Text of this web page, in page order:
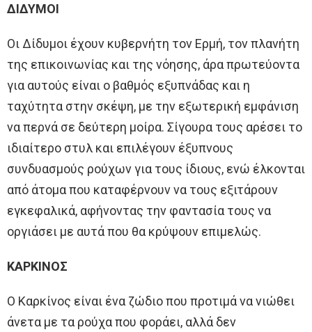
ΔΙΔΥΜΟΙ
Οι Δίδυμοι έχουν κυβερνήτη τον Ερμή, τον πλανήτη
της επικοινωνίας και της νόησης, άρα πρωτεύοντα
για αυτούς είναι ο βαθμός εξυπνάδας και η
ταχύτητα στην σκέψη, με την εξωτερική εμφάνιση
να περνά σε δεύτερη μοίρα. Σίγουρα τους αρέσει το
ιδιαίτερο στυλ και επιλέγουν έξυπνους
συνδυασμούς ρούχων για τους ίδιους, ενώ έλκονται
από άτομα που καταφέρνουν να τους εξιτάρουν
εγκεφαλικά, αφήνοντας την φαντασία τους να
οργιάσει με αυτά που θα κρύψουν επιμελώς.
ΚΑΡΚΙΝΟΣ
Ο Καρκίνος είναι ένα ζώδιο που προτιμά να νιώθει
άνετα με τα ρούχα που φοράει, αλλά δεν